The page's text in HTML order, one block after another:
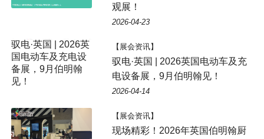
观展！
2026-04-23
【展会资讯】
驭电·英国 | 2026英国电动车及充
电设备展，9月伯明翰见！
2026-04-14
【展会资讯】
现场精彩！2026年英国伯明翰厨